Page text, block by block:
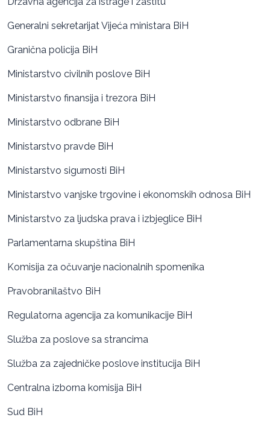
Generalni sekretarijat Vijeća ministara BiH
Granična policija BiH
Ministarstvo civilnih poslove BiH
Ministarstvo finansija i trezora BiH
Ministarstvo odbrane BiH
Ministarstvo pravde BiH
Ministarstvo sigurnosti BiH
Ministarstvo vanjske trgovine i ekonomskih odnosa BiH
Ministarstvo za ljudska prava i izbjeglice BiH
Parlamentarna skupština BiH
Komisija za očuvanje nacionalnih spomenika
Pravobranilaštvo BiH
Regulatorna agencija za komunikacije BiH
Služba za poslove sa strancima
Služba za zajedničke poslove institucija BiH
Centralna izborna komisija BiH
Sud BiH